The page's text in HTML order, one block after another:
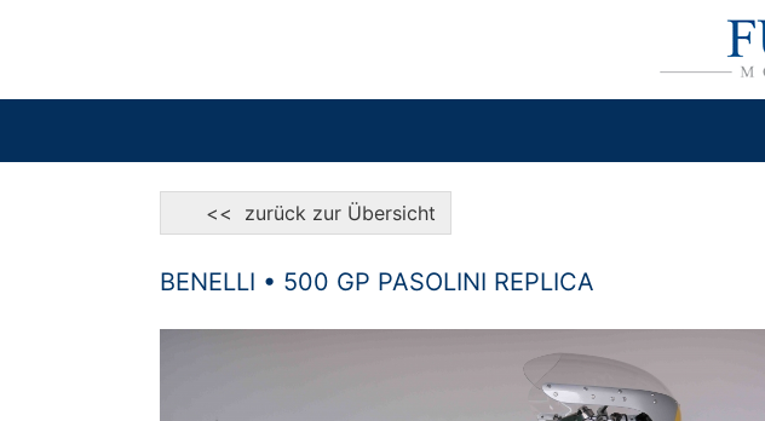
<< zurück zur Übersicht
BENELLI • 500 GP PASOLINI REPLICA